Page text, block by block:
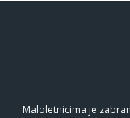
Maloletnicima je